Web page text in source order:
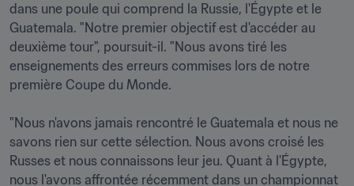
dans une poule qui comprend la Russie, l'Égypte et le
Guatemala. "Notre premier objectif est d'accéder au
deuxième tour", poursuit-il. "Nous avons tiré les
enseignements des erreurs commises lors de notre
première Coupe du Monde.
"Nous n'avons jamais rencontré le Guatemala et nous ne
savons rien sur cette sélection. Nous avons croisé les
Russes et nous connaissons leur jeu. Quant à l'Égypte,
nous l'avons affrontée récemment dans un championnat